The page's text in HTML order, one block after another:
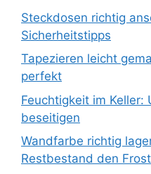
Steckdosen richtig
Sicherheitstipps
Tapezieren leicht
perfekt
Feuchtigkeit im Keller:
beseitigen
Wandfarbe richtig
Restbestand den Frost